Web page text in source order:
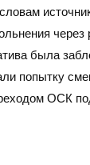
через
была
попытку
ОСК